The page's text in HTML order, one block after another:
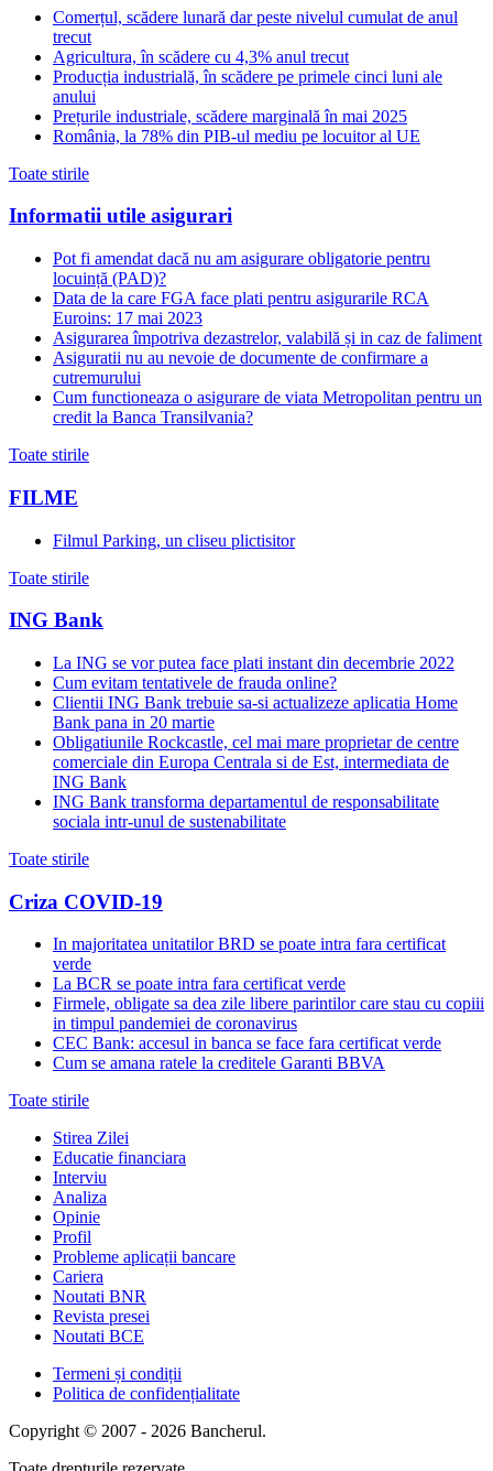
Comerțul, scădere lunară dar peste nivelul cumulat de anul
trecut
Agricultura, în scădere cu 4,3% anul trecut
Producția industrială, în scădere pe primele cinci luni ale
anului
Prețurile industriale, scădere marginală în mai 2025
România, la 78% din PIB-ul mediu pe locuitor al UE
Toate stirile
Informatii utile asigurari
Pot fi amendat dacă nu am asigurare obligatorie pentru
locuință (PAD)?
Data de la care FGA face plati pentru asigurarile RCA
Euroins: 17 mai 2023
Asigurarea împotriva dezastrelor, valabilă și in caz de faliment
Asiguratii nu au nevoie de documente de confirmare a
cutremurului
Cum functioneaza o asigurare de viata Metropolitan pentru un
credit la Banca Transilvania?
Toate stirile
FILME
Filmul Parking, un cliseu plictisitor
Toate stirile
ING Bank
La ING se vor putea face plati instant din decembrie 2022
Cum evitam tentativele de frauda online?
Clientii ING Bank trebuie sa-si actualizeze aplicatia Home
Bank pana in 20 martie
Obligatiunile Rockcastle, cel mai mare proprietar de centre
comerciale din Europa Centrala si de Est, intermediata de
ING Bank
ING Bank transforma departamentul de responsabilitate
sociala intr-unul de sustenabilitate
Toate stirile
Criza COVID-19
In majoritatea unitatilor BRD se poate intra fara certificat
verde
La BCR se poate intra fara certificat verde
Firmele, obligate sa dea zile libere parintilor care stau cu copiii
in timpul pandemiei de coronavirus
CEC Bank: accesul in banca se face fara certificat verde
Cum se amana ratele la creditele Garanti BBVA
Toate stirile
Stirea Zilei
Educatie financiara
Interviu
Analiza
Opinie
Profil
Probleme aplicații bancare
Cariera
Noutati BNR
Revista presei
Noutati BCE
Termeni și condiții
Politica de confidențialitate
Copyright © 2007 - 2026 Bancherul.